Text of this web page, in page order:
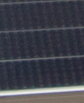
le domaine de
territoire de la
aux Énergies
de
de Conseils en
vos Certificats
de bornes de